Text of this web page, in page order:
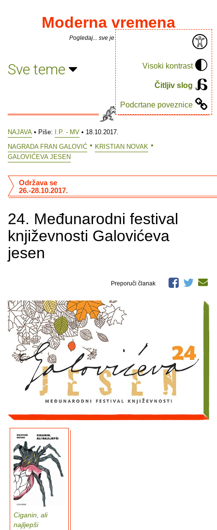
Visoki kontrast
Čitljiv slog
Podcrtane poveznice
Moderna vremena
Pogledaj... sve je puno knjiga.
Sve teme
NAJAVA • Piše: I.P. - MV • 18.10.2017.
NAGRADA FRAN GALOVIĆ
KRISTIAN NOVAK
GALOVIĆEVA JESEN
24. Međunarodni festival
književnosti Galovićeva
jesen
Održava se
26.-28.10.2017.
Preporuči članak
Ciganin, ali
najljepši